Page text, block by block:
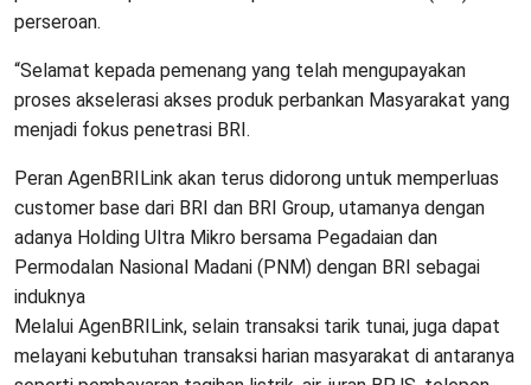
perseroan.
“Selamat kepada pemenang yang telah mengupayakan
proses akselerasi akses produk perbankan Masyarakat yang
menjadi fokus penetrasi BRI.
Peran AgenBRILink akan terus didorong untuk memperluas
customer base dari BRI dan BRI Group, utamanya dengan
adanya Holding Ultra Mikro bersama Pegadaian dan
Permodalan Nasional Madani (PNM) dengan BRI sebagai
induknya
Melalui AgenBRILink, selain transaksi tarik tunai, juga dapat
melayani kebutuhan transaksi harian masyarakat di antaranya